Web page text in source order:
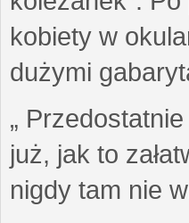
kobiety w
dużymi
„
już, jak to
nigdy tam nie